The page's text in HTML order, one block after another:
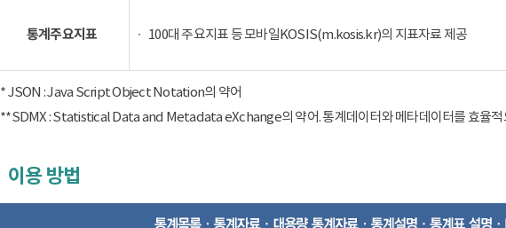
통계주요지표 100대 주요지표 등 모바일KOSIS(m.kosis.kr)의 지표자료 제공
* JSON : Java Script Object Notation의 약어
**SDMX : Statistical Data and Metadata eXchange의 약어. 통계데이터와 메타데이터를 효율적
이용 방법